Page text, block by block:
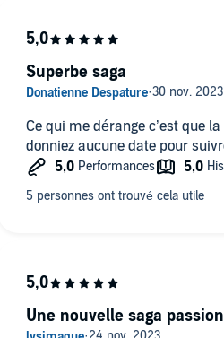
Ce qui me dérange c’est que
donniez aucune date pour
Superbe saga
Une nouvelle saga